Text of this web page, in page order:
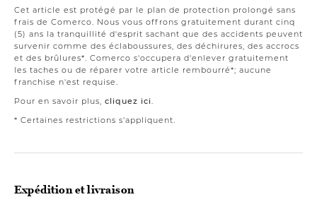
Cet article est protégé par le plan de protection prolongé sans
frais de Comerco. Nous vous offrons gratuitement durant cinq
(5) ans la tranquillité d'esprit sachant que des accidents peuvent
survenir comme des éclaboussures, des déchirures, des accrocs
et des brûlures*. Comerco s'occupera d'enlever gratuitement
les taches ou de réparer votre article rembourré*; aucune
franchise n'est requise.
Pour en savoir plus, cliquez ici.
* Certaines restrictions s'appliquent.
Expédition et livraison